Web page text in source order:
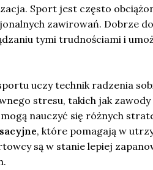
Sport jest często
zawirowań. Dobrze
tymi trudnościami i
uczy technik radzenia
stresu, takich jak
nauczyć się różnych
, które pomagają w
są w stanie lepiej